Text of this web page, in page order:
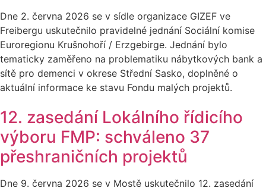
Dne 2. června 2026 se v sídle organizace GIZEF ve
Freibergu uskutečnilo pravidelné jednání Sociální komise
Euroregionu Krušnohoří / Erzgebirge. Jednání bylo
tematicky zaměřeno na problematiku nábytkových bank a
sítě pro demenci v okrese Střední Sasko, doplněné o
aktuální informace ke stavu Fondu malých projektů.
12. zasedání Lokálního řídicího
výboru FMP: schváleno 37
přeshraničních projektů
Dne 9. června 2026 se v Mostě uskutečnilo 12. zasedání